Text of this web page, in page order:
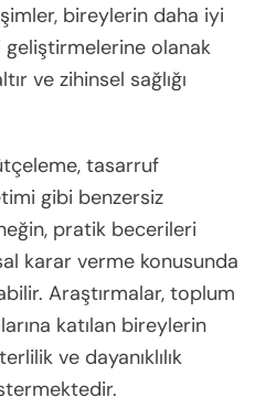
bireylerin daha iyi
olanak
ve zihinsel sağlığı
tasarruf
gibi benzersiz
pratik becerileri
karar verme konusunda
Araştırmalar, toplum
katılan bireylerin
ve dayanıklılık